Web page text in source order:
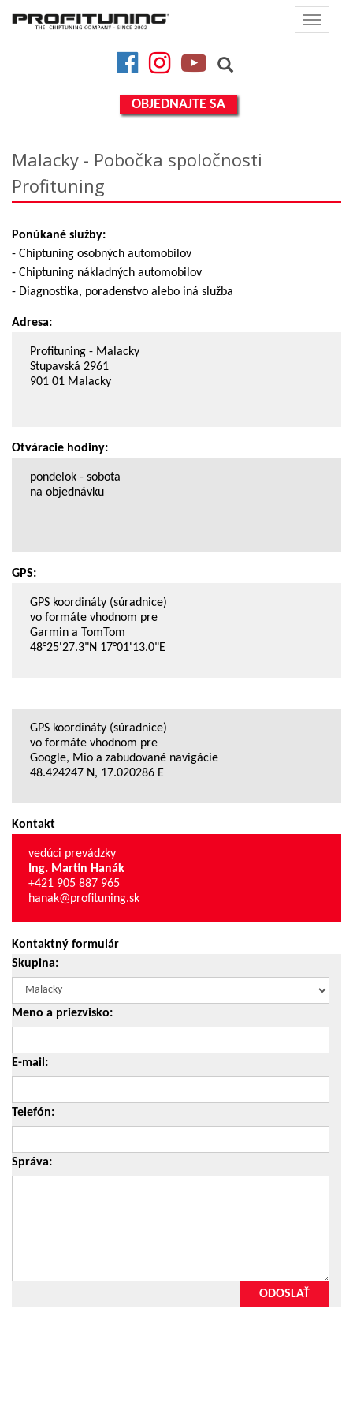
Toggle
FacebookInstagramYouTube
OBJEDNAJTE SA
Malacky - Pobočka spoločnosti
Profituning
Ponúkané služby:
- Chiptuning osobných automobilov
- Chiptuning nákladných automobilov
- Diagnostika, poradenstvo alebo iná služba
Adresa:
Profituning - Malacky
Stupavská 2961
901 01 Malacky
Otváracie hodiny:
pondelok - sobota
na objednávku
GPS:
GPS koordináty (súradnice)
vo formáte vhodnom pre
Garmin a TomTom
48°25'27.3"N 17°01'13.0"E
GPS koordináty (súradnice)
vo formáte vhodnom pre
Google, Mio a zabudované navigácie
48.424247 N, 17.020286 E
Kontakt
vedúci prevádzky
Ing. Martin Hanák
+421 905 887 965
hanak@profituning.sk
Kontaktný formulár
Skupina:
Meno a priezvisko:
E-mail:
Telefón:
Správa:
ODOSLAŤ